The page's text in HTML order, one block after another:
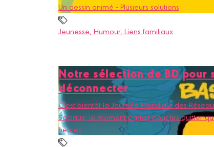
Un dessin animé - Plusieurs solutions
Jeunesse, Humour, Liens familiaux
Notre sélection de BD pour
déconnecter
C'est bientôt la Journée Mondiale des
Sociaux, le moment parfait pour les quitter
heures.